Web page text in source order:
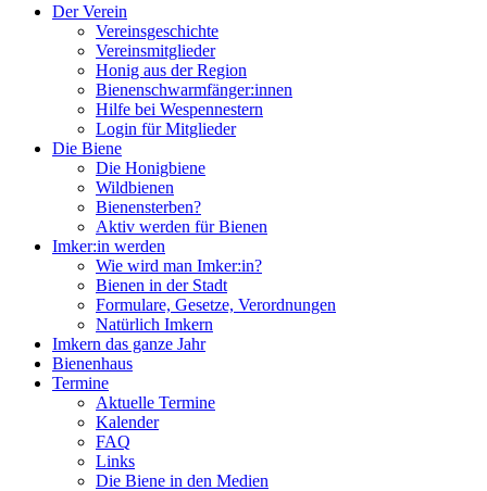
Der Verein
Vereinsgeschichte
Vereinsmitglieder
Honig aus der Region
Bienenschwarmfänger:innen
Hilfe bei Wespennestern
Login für Mitglieder
Die Biene
Die Honigbiene
Wildbienen
Bienensterben?
Aktiv werden für Bienen
Imker:in werden
Wie wird man Imker:in?
Bienen in der Stadt
Formulare, Gesetze, Verordnungen
Natürlich Imkern
Imkern das ganze Jahr
Bienenhaus
Termine
Aktuelle Termine
Kalender
FAQ
Links
Die Biene in den Medien